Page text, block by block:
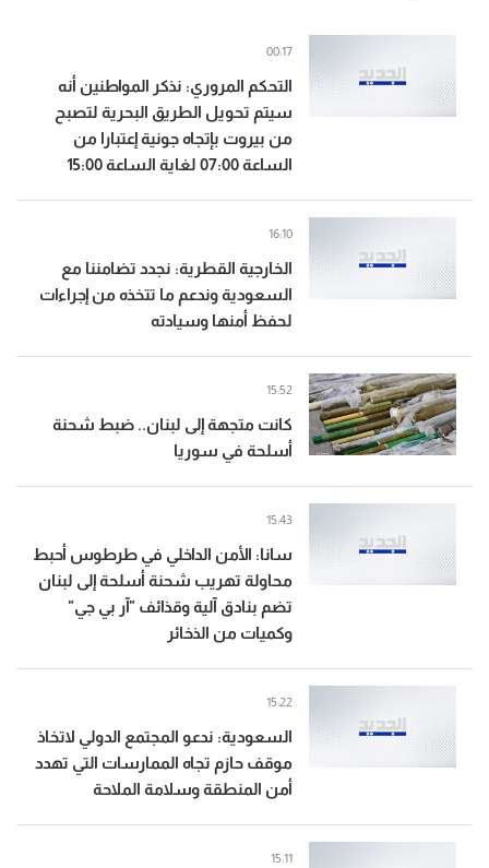
التحكم المروري: نذكر المواطنين أنه
سيتم تحويل الطريق البحرية لتصبح
من بيروت بإتجاه جونية إعتبارا من
الساعة 07:00 لغاية الساعة 15:00
00:17
الخارجية القطرية: نجدد تضامننا مع
السعودية وندعم ما تتخذه من إجراءات
لحفظ أمنها وسيادته
16:10
كانت متجهة إلى لبنان.. ضبط شحنة
أسلحة في سوريا
15:52
سانا: الأمن الداخلي في طرطوس أحبط
محاولة تهريب شحنة أسلحة إلى لبنان
تضم بنادق آلية وقذائف "آر بي جي"
وكميات من الذخائر
15:43
السعودية: ندعو المجتمع الدولي لاتخاذ
موقف حازم تجاه الممارسات التي تهدد
أمن المنطقة وسلامة الملاحة
15:22
15:11